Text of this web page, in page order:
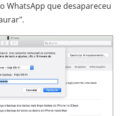
WhatsApp que desapareceu